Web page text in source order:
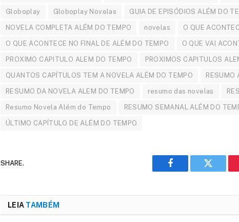
Globoplay Globoplay Novelas GUIA DE EPISÓDIOS ALÉM DO
NOVELA COMPLETA ALÉM DO TEMPO novelas O QUE
O QUE ACONTECE NO FINAL DE ALÉM DO TEMPO O QUE VAI
PROXIMO CAPITULO ALEM DO TEMPO PROXIMOS CAPITULOS
QUANTOS CAPÍTULOS TEM A NOVELA ALÉM DO TEMPO RESUMO
RESUMO DA NOVELA ALEM DO TEMPO resumo das novelas
Resumo Novela Além do Tempo RESUMO SEMANAL ALÉM DO
ÚLTIMO CAPÍTULO DE ALÉM DO TEMPO
SHARE.
Facebook Twitter
LEIA TAMBÉM